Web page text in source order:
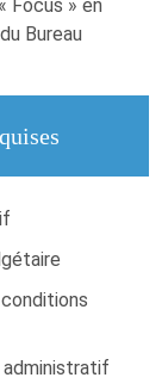
Focus » en
Bureau